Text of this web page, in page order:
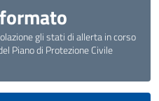
gli stati di allerta in corso
Piano di Protezione Civile